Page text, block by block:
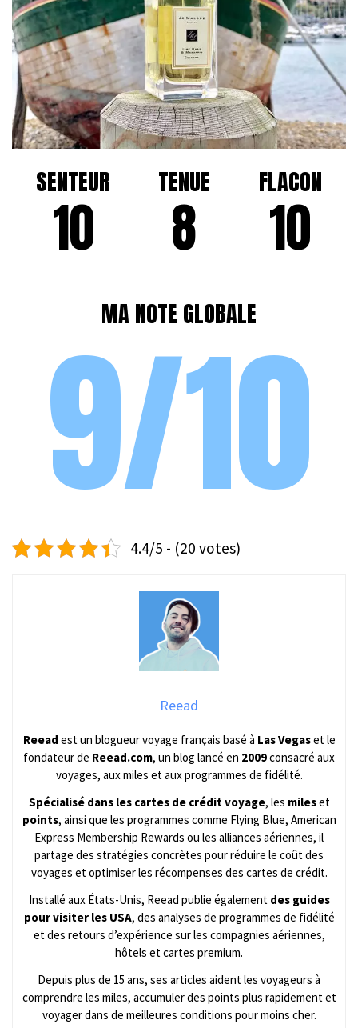
SENTEUR
10
TENUE
8
FLACON
10
MA NOTE GLOBALE
9/10
4.4/5 - (20 votes)
Reead
Reead est un blogueur voyage français basé à Las Vegaset le
fondateur de Reead.com, un blog lancé en 2009consacré aux
voyages, aux miles et aux programmes de fidélité.
Spécialisé dans les cartes de crédit voyage, les mileset
points, ainsi que les programmes comme Flying Blue, American
Express Membership Rewards ou les alliances aériennes, il
partage des stratégies concrètes pour réduire le coût des
voyages et optimiser les récompenses des cartes de crédit.
Installé aux États-Unis, Reead publie également des guides
pour visiter les USA, des analyses de programmes de fidélité
et des retours d’expérience sur les compagnies aériennes,
hôtels et cartes premium.
Depuis plus de 15 ans, ses articles aident les voyageurs à
comprendre les miles, accumuler des points plus rapidement et
voyager dans de meilleures conditions pour moins cher.